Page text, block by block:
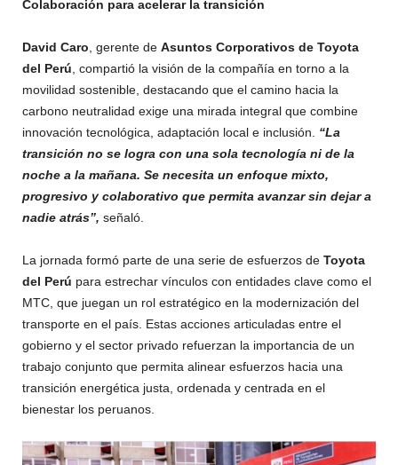
Colaboración para acelerar la transición
David Caro, gerente de Asuntos Corporativos de Toyota
del Perú, compartió la visión de la compañía en torno a la
movilidad sostenible, destacando que el camino hacia la
carbono neutralidad exige una mirada integral que combine
innovación tecnológica, adaptación local e inclusión. “La
transición no se logra con una sola tecnología ni de la
noche a la mañana. Se necesita un enfoque mixto,
progresivo y colaborativo que permita avanzar sin dejar a
nadie atrás”, señaló.
La jornada formó parte de una serie de esfuerzos de Toyota
del Perú para estrechar vínculos con entidades clave como el
MTC, que juegan un rol estratégico en la modernización del
transporte en el país. Estas acciones articuladas entre el
gobierno y el sector privado refuerzan la importancia de un
trabajo conjunto que permita alinear esfuerzos hacia una
transición energética justa, ordenada y centrada en el
bienestar los peruanos.